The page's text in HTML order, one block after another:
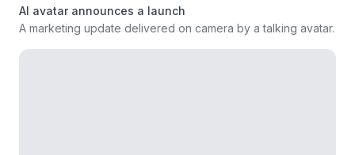
AI avatar announces a launch
A marketing update delivered on camera by a talking avatar.